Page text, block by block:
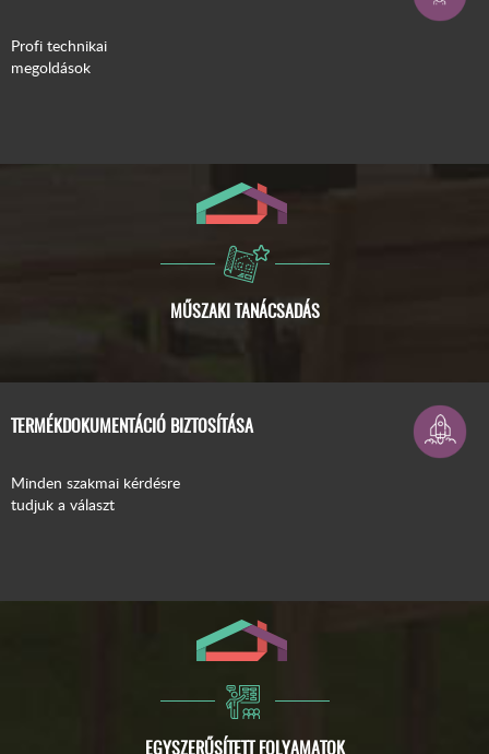
ISMERJE MEG A COMPACFOAM-OT!
Profi technikai
megoldások
TERMÉKDOKUMENTÁCIÓ BIZTOSÍTÁSA
Minden szakmai kérdésre
tudjuk a választ